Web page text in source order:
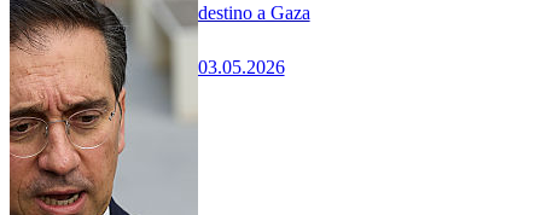
destino a Gaza
03.05.2026